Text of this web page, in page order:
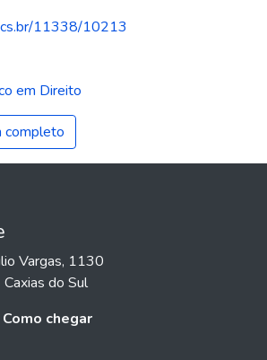
11338/10213
em Direito
completo
Vargas, 1130
do Sul
chegar